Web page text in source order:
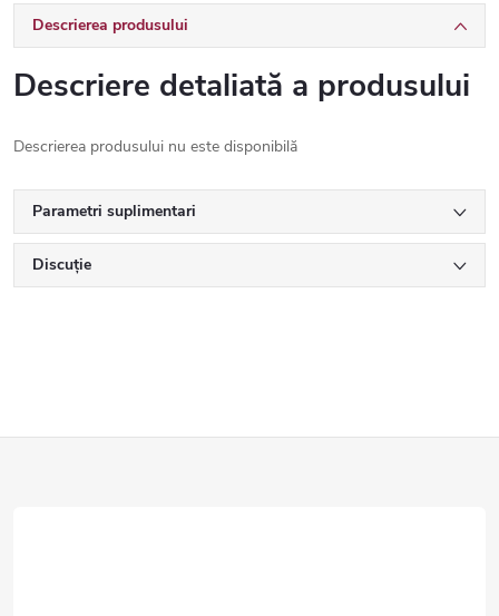
Descrierea produsului
Descriere detaliată a produsului
Descrierea produsului nu este disponibilă
Parametri suplimentari
Discuţie